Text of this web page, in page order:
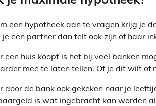
een hypotheek aan te vragen krijg je
een partner dan telt ook zijn of haar
huis koopt is het bij veel banken
mee te laten tellen. Of je dit wilt of
door de bank ook gekeken naar je
is wat ingebracht kan worden